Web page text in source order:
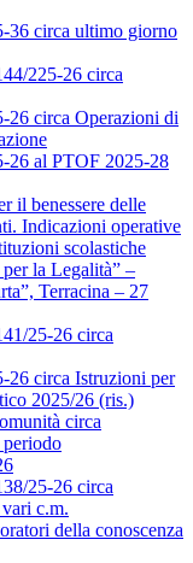
36 circa ultimo giorno
225-26 circa
26 circa Operazioni di
26 al PTOF 2025-28
il benessere delle
Indicazioni operative
scolastiche
la Legalità” –
Terracina – 27
25-26 circa
26 circa Istruzioni per
2025/26 (ris.)
circa
25-26 circa
c.m.
della conoscenza